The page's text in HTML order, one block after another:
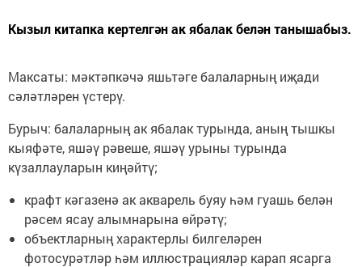
Кызыл китапка кертелгән ак ябалак белән танышабыз.
Максаты: мәктәпкәчә яшьтәге балаларның иҗади
сәләтләрен үстерү.
Бурыч: балаларның ак ябалак турында, аның тышкы
кыяфәте, яшәү рәвеше, яшәү урыны турында
күзаллауларын киңәйтү;
крафт кәгазенә ак акварель буяу һәм гуашь белән
рәсем ясау алымнарына өйрәтү;
объектларның характерлы билгеләрен
фотосурәтләр һәм иллюстрацияләр карап ясарга